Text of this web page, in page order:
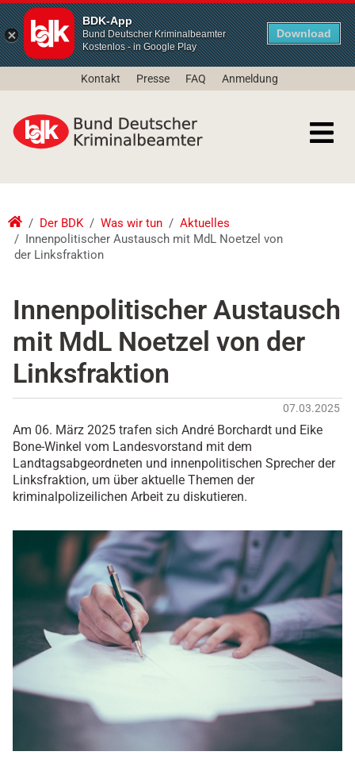
BDK-App
Bund Deutscher Kriminalbeamter
Kostenlos - in Google Play
Download
Kontakt Presse FAQ Anmeldung
Der BDK Was wir tun
Aktuelles
Innenpolitischer Austausch mit MdL Noetzel von
der Linksfraktion
Innenpolitischer Austausch
mit MdL Noetzel von der
Linksfraktion
07.03.2025
Am 06. März 2025 trafen sich André Borchardt und Eike
Bone-Winkel vom Landesvorstand mit dem
Landtagsabgeordneten und innenpolitischen Sprecher der
Linksfraktion, um über aktuelle Themen der
kriminalpolizeilichen Arbeit zu diskutieren.